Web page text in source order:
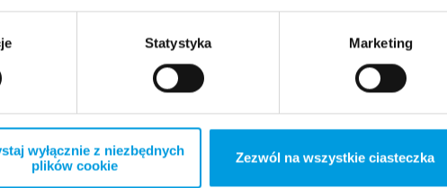
Statystyka Marketing
wyłącznie z niezbędnych
plików cookie
Zezwól na wszystkie ciasteczka